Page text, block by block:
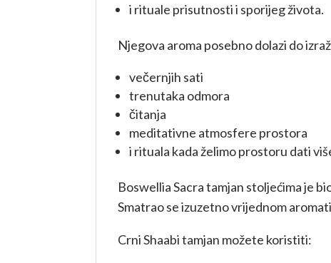
i rituale prisutnosti i sporijeg života.
Njegova aroma posebno dolazi do
večernjih sati
trenutaka odmora
čitanja
meditativne atmosfere prostora
i rituala kada želimo prostoru dati
Boswellia Sacra tamjan stoljećima je
Smatrao se izuzetno vrijednom
Crni Shaabi tamjan možete koristiti: